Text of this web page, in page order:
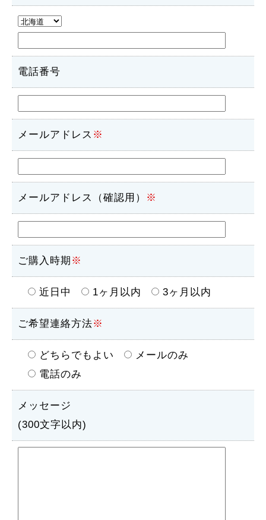
電話番号
メールアドレス ※
メールアドレス（確認用） ※
ご購入時期 ※
近日中 1ヶ月以内 3ヶ月以内
ご希望連絡方法※
どちらでもよい
メールのみ
電話のみ
メッセージ
(300文字以内)